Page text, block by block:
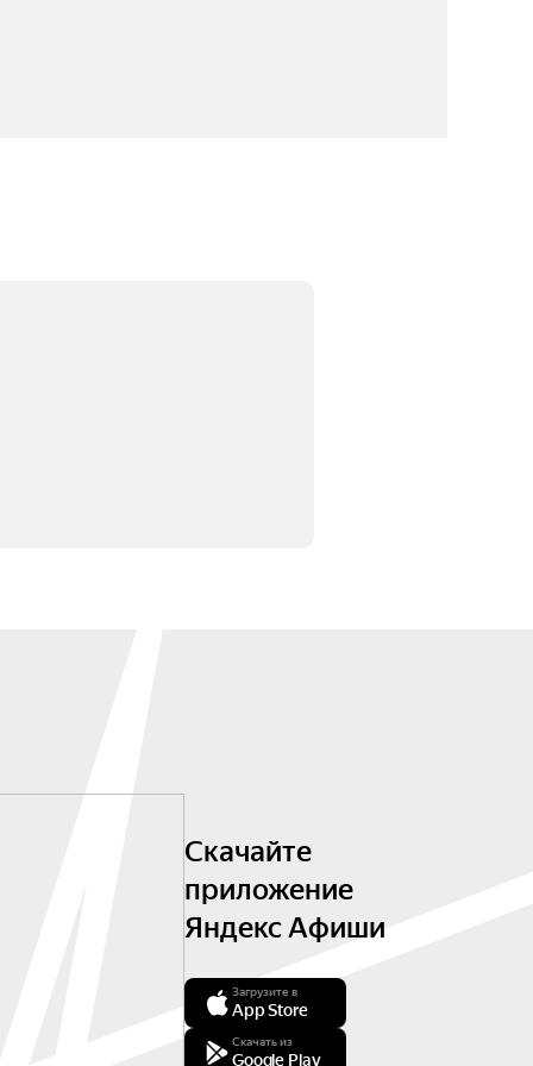
Скачайте
приложение
Яндекс Афиши
Загрузите в
App Store
Скачать из
Google Play